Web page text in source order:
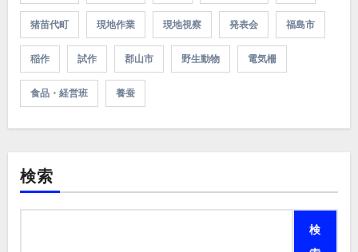
猪苗代町 現地作業 現地視察 発表会 福島市
稲作 試作 郡山市 野生動物 電気柵
食品・経営班 養蚕
検索
検